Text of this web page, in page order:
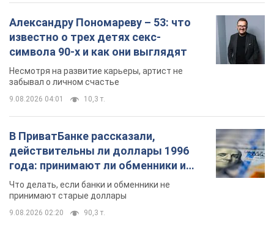
Александру Пономареву – 53: что
известно о трех детях секс-
символа 90-х и как они выглядят
Несмотря на развитие карьеры, артист не
забывал о личном счастье
9.08.2026 04:01 10,3 т.
В ПриватБанке рассказали,
действительны ли доллары 1996
года: принимают ли обменники и
банки такие купюры
Что делать, если банки и обменники не
принимают старые доллары
9.08.2026 02:20 90,3 т.